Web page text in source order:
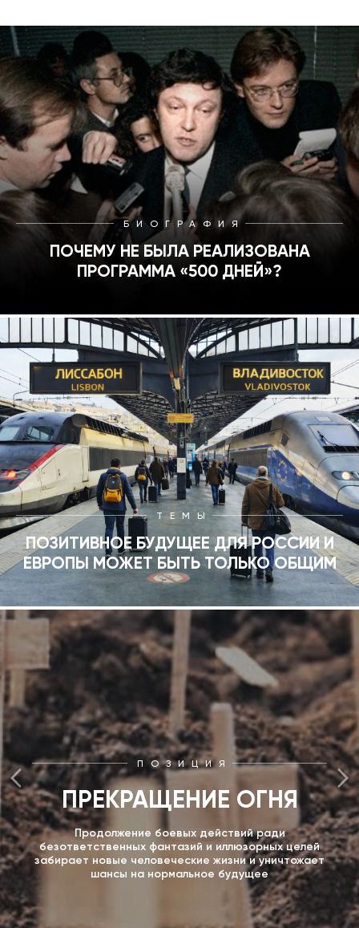
2006
2003
2000
1999
1993
1992
1991
1990
БИОГРАФИЯ
ПОЧЕМУ НЕ БЫЛА РЕАЛИЗОВАНА
ПРОГРАММА «500 ДНЕЙ»?
ТЕМЫ
ПОЗИТИВНОЕ БУДУЩЕЕ ДЛЯ РОССИИ И
ЕВРОПЫ МОЖЕТ БЫТЬ ТОЛЬКО ОБЩИМ
ПОЗИЦИЯ
ПРЕКРАЩЕНИЕ ОГНЯ
Продолжение боевых действий ради
безответственных фантазий и иллюзорных целей
забирает новые человеческие жизни и уничтожает
шансы на нормальное будущее